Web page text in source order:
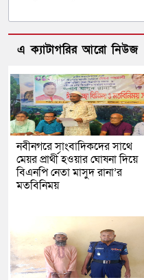
এ ক্যাটাগরির আরো নিউজ
নবীনগরে সাংবাদিকদের সাথে
মেয়র প্রার্থী হওয়ার ঘোষনা দিয়ে
বিএনপি নেতা মাসুদ রানা’র
মতবিনিময়